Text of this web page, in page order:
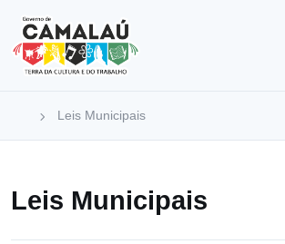
Leis Municipais
Leis Municipais